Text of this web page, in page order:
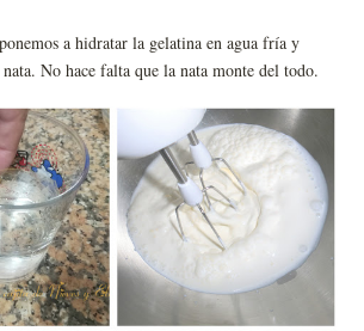
a hidratar la gelatina en agua fría y
No hace falta que la nata monte del todo.